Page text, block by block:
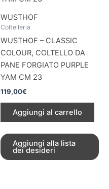
WUSTHOF
Coltelleria
WUSTHOF – CLASSIC
COLOUR, COLTELLO DA
PANE FORGIATO PURPLE
YAM CM 23
119,00€
Aggiungi al carrello
Aggiungi alla lista
dei desideri